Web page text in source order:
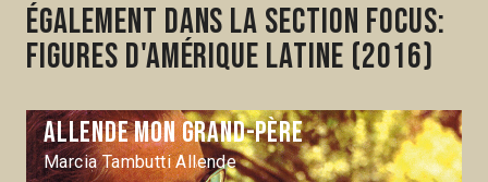
Également dans la section Focus:
Figures d'Amérique latine (2016)
Allende mon grand-père
Marcia Tambutti Allende